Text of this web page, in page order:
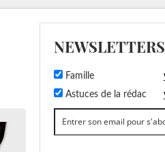
NEWSLETTERS
Famille
Astuces de la rédac